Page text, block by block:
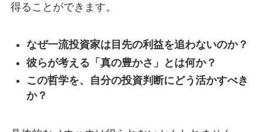
得ることができます。
なぜ一流投資家は目先の利益を追わないのか？
彼らが考える「真の豊かさ」とは何か？
この哲学を、自分の投資判断にどう活かすべき
か？